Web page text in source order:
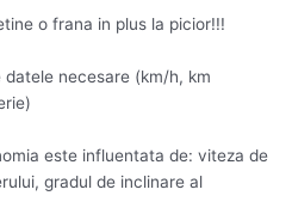
o frana in plus la picior!!!
necesare (km/h, km
este influentata de: viteza de
gradul de inclinare al